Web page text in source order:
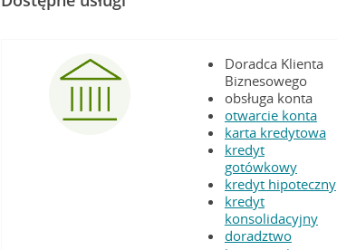
Doradca Klienta
Biznesowego
obsługa konta
otwarcie konta
karta kredytowa
kredyt
gotówkowy
kredyt hipoteczny
kredyt
konsolidacyjny
doradztwo